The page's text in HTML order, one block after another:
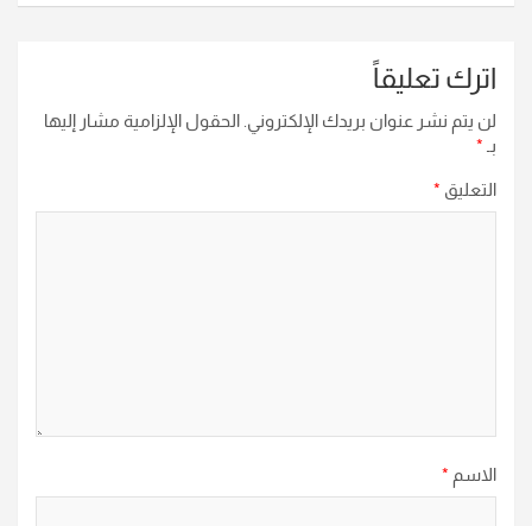
اترك تعليقاً
لن يتم نشر عنوان بريدك الإلكتروني. الحقول الإلزامية مشار إليها
بـ *
التعليق *
الاسم *